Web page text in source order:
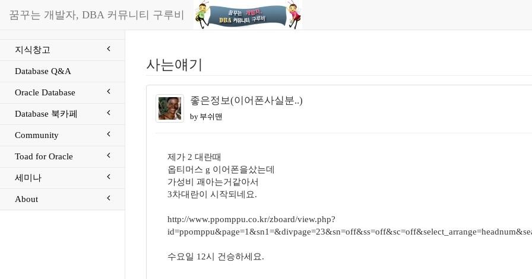
꿈꾸는 개발자, DBA 커뮤니티 구루비
지식창고
Database Q&A
Oracle Database
Database 북카페
Community
Toad for Oracle
세미나
About
사는얘기
좋은정보(이어폰사실분..)
by 부쉬맨
제가 2 대란때
옵티머스 g 이어폰을샀는데
가성비 괘아는거같아서
3차대란이 시작되네요.
http://www.ppomppu.co.kr/zboard/view.php?
수요일 12시 건승하세요.